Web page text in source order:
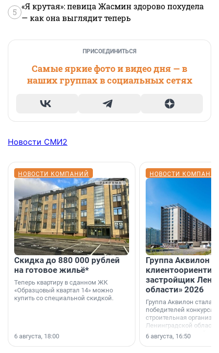
5
«Я крутая»: певица Жасмин здорово похудела
— как она выглядит теперь
ПРИСОЕДИНИТЬСЯ
Самые яркие фото и видео дня — в
наших группах в социальных сетях
Новости СМИ2
НОВОСТИ КОМПАНИЙ
Скидка до 880 000 рублей
на готовое жильё*
Теперь квартиру в сданном ЖК
«Образцовый квартал 14» можно
купить со специальной скидкой.
6 августа, 18:00
НОВОСТИ
Группа Аквилон
застройщик
области» 2026
Группа Аквилон стала
победителей конкурса
строительная
Ленинградской области
номинации «Самый
застройщик
6 августа, 16:50